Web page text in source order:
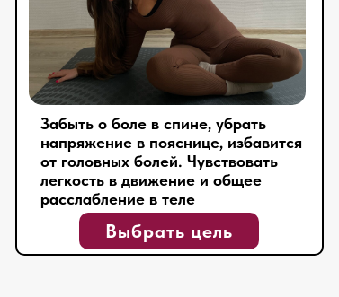
Забыть о боле в спине, убрать
напряжение в пояснице, избавится
от головных болей. Чувствовать
легкость в движение и общее
расслабление в теле
Выбрать цель